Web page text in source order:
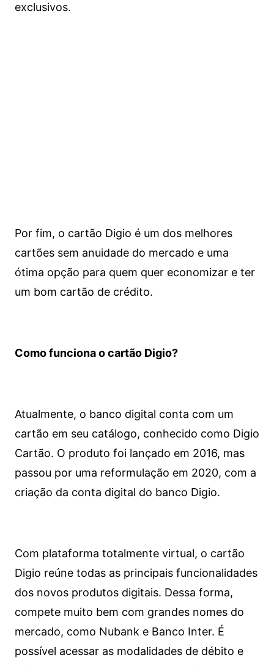
exclusivos.
Por fim, o cartão Digio é um dos melhores
cartões sem anuidade do mercado e uma
ótima opção para quem quer economizar e ter
um bom cartão de crédito.
Como funciona o cartão Digio?
Atualmente, o banco digital conta com um
cartão em seu catálogo, conhecido como Digio
Cartão. O produto foi lançado em 2016, mas
passou por uma reformulação em 2020, com a
criação da conta digital do banco Digio.
Com plataforma totalmente virtual, o cartão
Digio reúne todas as principais funcionalidades
dos novos produtos digitais. Dessa forma,
compete muito bem com grandes nomes do
mercado, como Nubank e Banco Inter. É
possível acessar as modalidades de débito e